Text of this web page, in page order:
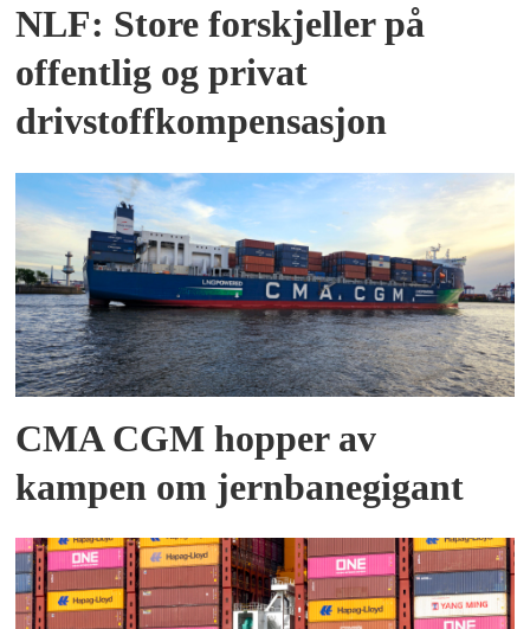
NLF: Store forskjeller på
offentlig og privat
drivstoffkompensasjon
CMA CGM hopper av
kampen om jernbanegigant